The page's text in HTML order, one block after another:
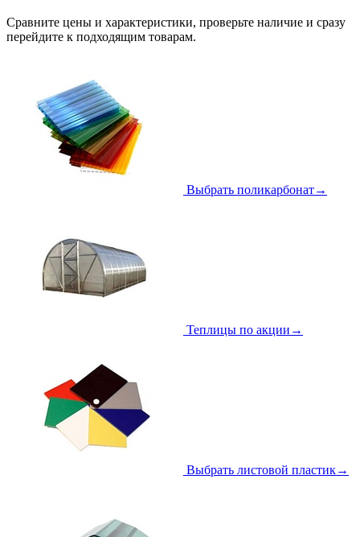
Сравните цены и характеристики, проверьте наличие и сразу
перейдите к подходящим товарам.
Выбрать поликарбонат→
Теплицы по акции →
Выбрать листовой пластик→